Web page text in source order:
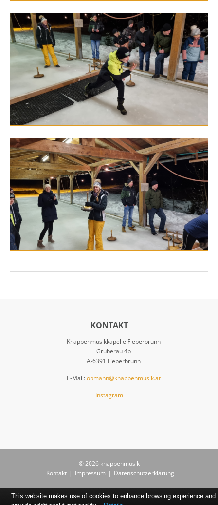
KONTAKT
Knappenmusikkapelle Fieberbrunn
Gruberau 4b
A-6391 Fieberbrunn
E-Mail:obmann@knappenmusik.at
Instagram
© 2026 knappenmusik
Kontakt | Impressum | Datenschutzerklärung
This website makes use of cookies to enhance browsing experience and